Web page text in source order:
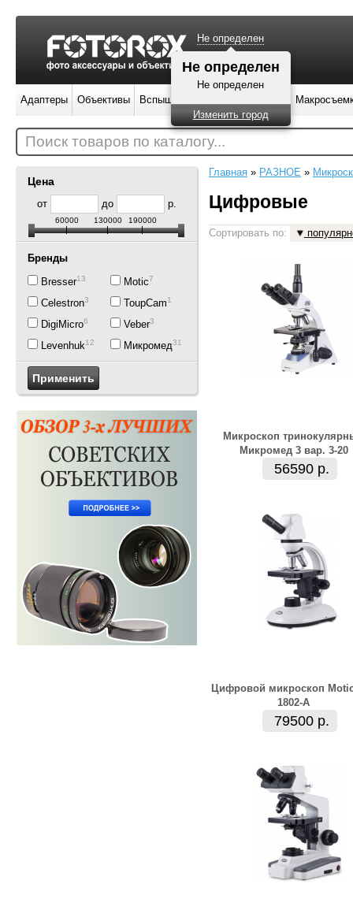
Цена
от до р.
60000 130000 190000
Бренды
Bresser13
Celestron3
DigiMicro6
Levenhuk12
Motic7
ToupCam1
Veber3
Микромед31
Главная » РАЗНОЕ »
Цифровые
Сортировать по:
Микроскоп
Микромед 3 вар. 3-20
56590 р.
Цифровой микроскоп
1802-A
79500 р.
Не определен
Не определен
Не определен
Изменить город
Адаптеры Объективы Вспышки
Поиск товаров по каталогу...